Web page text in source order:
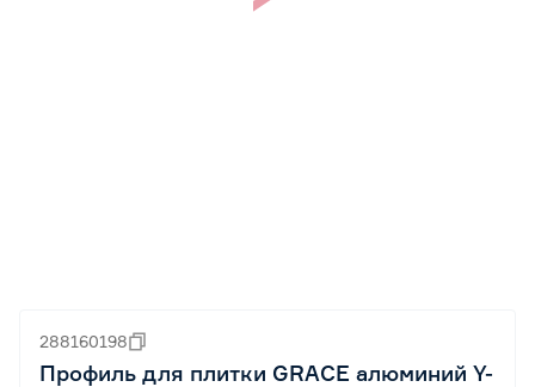
288160198
Профиль для плитки GRACE алюминий Y-